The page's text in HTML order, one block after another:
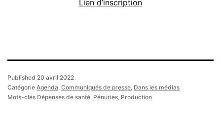
Lien d’inscription
Published 20 avril 2022
Catégorie Agenda, Communiqués de presse, Dans les médias
Mots-clés Dépenses de santé, Pénuries, Production